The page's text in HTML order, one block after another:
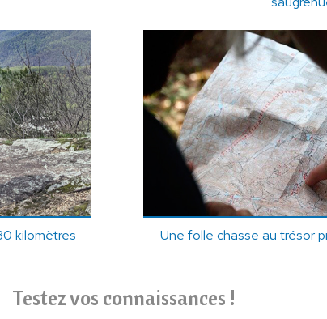
kilomètres Une folle chasse au trésor
Testez vos connaissances !